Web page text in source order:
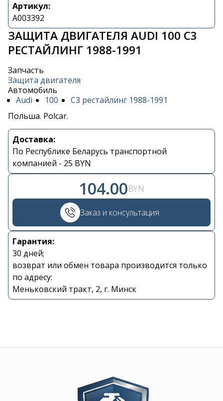
Артикул:
A003392
ЗАЩИТА ДВИГАТЕЛЯ AUDI 100 C3
РЕСТАЙЛИНГ 1988-1991
Запчасть
Защита двигателя
Автомобиль
Audi
100
C3 рестайлинг 1988-1991
Польша. Polcar.
Доставка:
По Республике Беларусь транспортной
компанией - 25 BYN
104.00BYN
Заказ и консультация
Гарантия:
30 дней;
возврат или обмен товара производится только
по адресу:
Меньковский тракт, 2, г. Минск
Контакты
+375 29 870 15 80
Viber
shupik21@bk.ru
Image